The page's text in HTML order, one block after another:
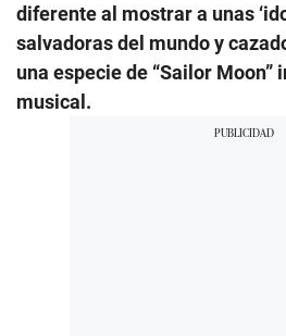
diferente al mostrar a unas
salvadoras del mundo y
una especie de “Sailor Moon”
musical.